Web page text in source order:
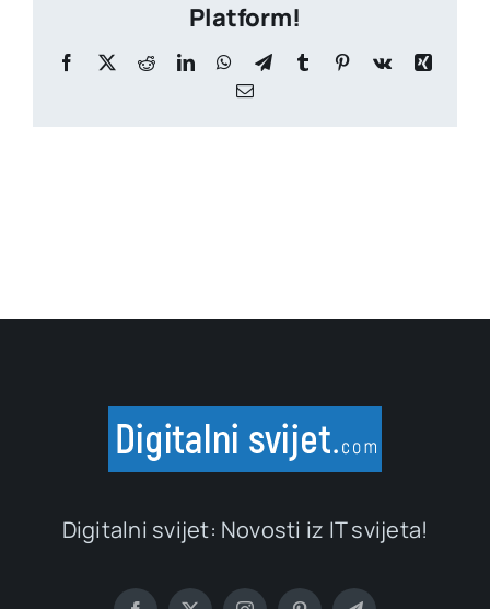
Platform!
Facebook
X RedditLinkedInWhatsApp
TelegramTumblr Pinterest
Vk
Xing
Email
Digitalni svijet: Novosti iz IT svijeta!